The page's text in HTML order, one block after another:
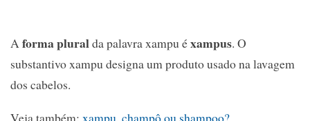
Aforma pluralda palavra xampu éxampus. O
substantivo xampu designa um produto usado na lavagem
dos cabelos.
Veja também: xampu, champô ou shampoo?